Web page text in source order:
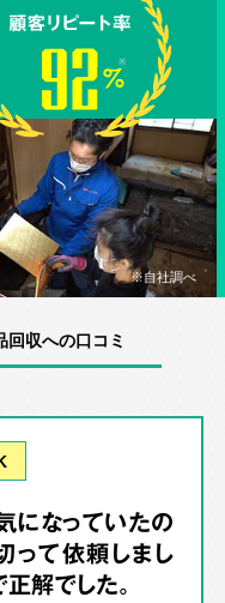
※自社調べ
収への口コミ
になっていたの
って依頼しまし
解でした。